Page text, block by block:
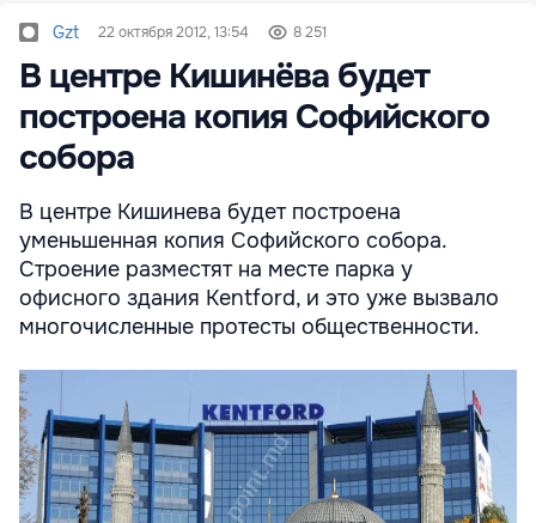
Gzt 22 октября 2012, 13:54 8 251
В центре Кишинёва будет
построена копия Софийского
собора
В центре Кишинева будет построена
уменьшенная копия Софийского собора.
Строение разместят на месте парка у
офисного здания Kentford, и это уже вызвало
многочисленные протесты общественности.